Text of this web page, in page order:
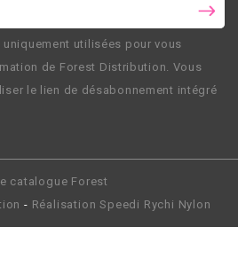
utilisées pour vous
de Forest Distribution. Vous
le lien de désabonnement intégré
catalogue Forest
- RéalisationSpeedi Rychi Nylon